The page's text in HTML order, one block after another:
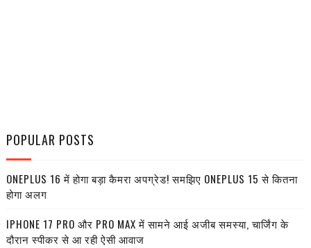
POPULAR POSTS
ONEPLUS 16 में होगा बड़ा कैमरा अपग्रेड! समझिए ONEPLUS 15 से कितना
होगा अलग
IPHONE 17 PRO और PRO MAX में सामने आई अजीब समस्या, चार्जिंग के
दौरान स्पीकर से आ रही ऐसी आवाज